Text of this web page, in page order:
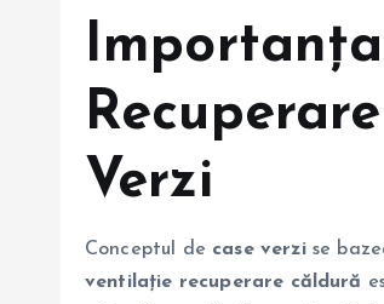
Verzi
Conceptul de case verzise
ventilație recuperare căldură